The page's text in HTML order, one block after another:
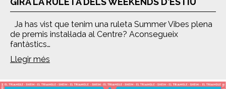
Ja has vist que tenim una ruleta Summer Vibes plena
de premis instal·lada al Centre? Aconsegueix
fantàstics…
Llegir més